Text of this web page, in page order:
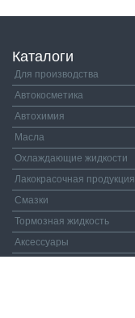
Каталоги
Для производства
Автокосметика
Автохимия
Масла
Охлаждающие жидкости
Лакокрасочная продукция
Смазки
Тормозная жидкость
Аксессуары